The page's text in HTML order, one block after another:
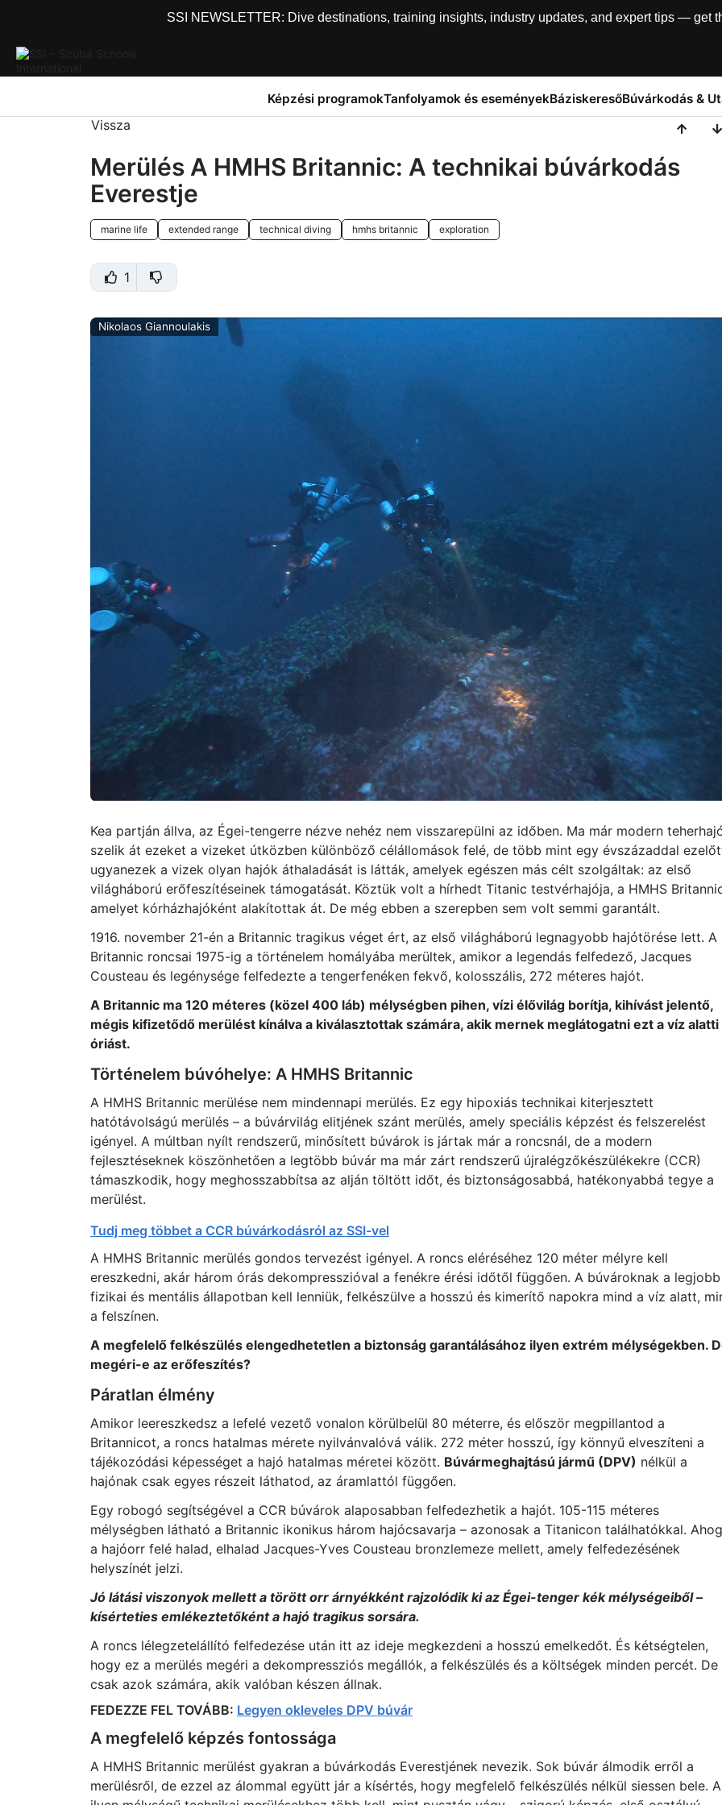
SSI NEWSLETTER: Dive destinations, training insights, industry updates, and expert tips — get
Képzési programokTanfolyamok és eseményekBáziskeresőBúvárkodás &
Vissza
Merülés A HMHS Britannic: A technikai búvárkodás
Everestje
marine life extended range technical diving hmhs britannic exploration
1
Nikolaos Giannoulakis
Kea partján állva, az Égei-tengerre nézve nehéz nem visszarepülni az időben. Ma már modern
szelik át ezeket a vizeket útközben különböző célállomások felé, de több mint egy évszázaddal
ugyanezek a vizek olyan hajók áthaladását is látták, amelyek egészen más célt szolgáltak: az első
világháború erőfeszítéseinek támogatását. Köztük volt a hírhedt Titanic testvérhajója, a HMHS
amelyet kórházhajóként alakítottak át. De még ebben a szerepben sem volt semmi garantált.
1916. november 21-én a Britannic tragikus véget ért, az első világháború legnagyobb hajótörése lett. A
Britannic roncsai 1975-ig a történelem homályába merültek, amikor a legendás felfedező, Jacques
Cousteau és legénysége felfedezte a tengerfenéken fekvő, kolosszális, 272 méteres hajót.
A Britannic ma 120 méteres (közel 400 láb) mélységben pihen, vízi élővilág borítja, kihívást jelentő,
mégis kifizetődő merülést kínálva a kiválasztottak számára, akik mernek meglátogatni ezt a víz alatti
óriást.
Történelem búvóhelye: A HMHS Britannic
A HMHS Britannic merülése nem mindennapi merülés. Ez egy hipoxiás technikai kiterjesztett
hatótávolságú merülés – a búvárvilág elitjének szánt merülés, amely speciális képzést és felszerelést
igényel. A múltban nyílt rendszerű, minősített búvárok is jártak már a roncsnál, de a modern
fejlesztéseknek köszönhetően a legtöbb búvár ma már zárt rendszerű újralégzőkészülékekre (CCR)
támaszkodik, hogy meghosszabbítsa az alján töltött időt, és biztonságosabbá, hatékonyabbá tegye a
merülést.
Tudj meg többet a CCR búvárkodásról az SSI-vel
A HMHS Britannic merülés gondos tervezést igényel. A roncs eléréséhez 120 méter mélyre kell
ereszkedni, akár három órás dekompresszióval a fenékre érési időtől függően. A búvároknak a legjobb
fizikai és mentális állapotban kell lenniük, felkészülve a hosszú és kimerítő napokra mind a víz alatt,
a felszínen.
A megfelelő felkészülés elengedhetetlen a biztonság garantálásához ilyen extrém mélységekben.
megéri-e az erőfeszítés?
Páratlan élmény
Amikor leereszkedsz a lefelé vezető vonalon körülbelül 80 méterre, és először megpillantod a
Britannicot, a roncs hatalmas mérete nyilvánvalóvá válik. 272 méter hosszú, így könnyű elveszíteni a
tájékozódási képességet a hajó hatalmas méretei között. Búvármeghajtású jármű (DPV) nélkül a
hajónak csak egyes részeit láthatod, az áramlattól függően.
Egy robogó segítségével a CCR búvárok alaposabban felfedezhetik a hajót. 105-115 méteres
mélységben látható a Britannic ikonikus három hajócsavarja – azonosak a Titanicon találhatókkal.
a hajóorr felé halad, elhalad Jacques-Yves Cousteau bronzlemeze mellett, amely felfedezésének
helyszínét jelzi.
Jó látási viszonyok mellett a törött orr árnyékként rajzolódik ki az Égei-tenger kék mélységeiből –
kísérteties emlékeztetőként a hajó tragikus sorsára.
A roncs lélegzetelállító felfedezése után itt az ideje megkezdeni a hosszú emelkedőt. És kétségtelen,
hogy ez a merülés megéri a dekompressziós megállók, a felkészülés és a költségek minden percét. De
csak azok számára, akik valóban készen állnak.
FEDEZZE FEL TOVÁBB: Legyen okleveles DPV búvár
A megfelelő képzés fontossága
A HMHS Britannic merülést gyakran a búvárkodás Everestjének nevezik. Sok búvár álmodik erről a
merülésről, de ezzel az álommal együtt jár a kísértés, hogy megfelelő felkészülés nélkül siessen bele.